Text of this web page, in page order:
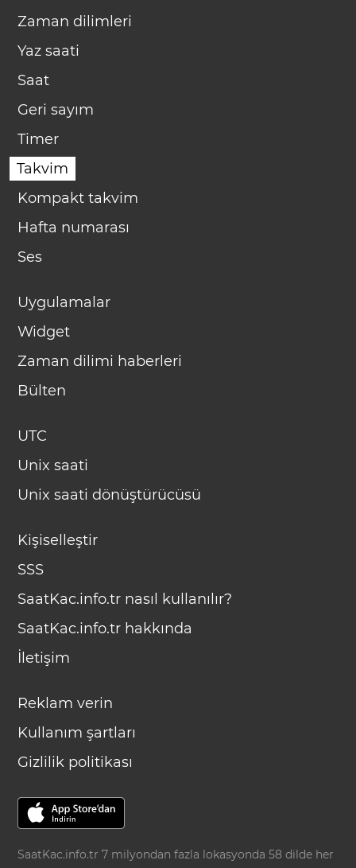
Zaman dilimleri
Yaz saati
Saat
Geri sayım
Timer
Takvim
Kompakt takvim
Hafta numarası
Ses
Uygulamalar
Widget
Zaman dilimi haberleri
Bülten
UTC
Unix saati
Unix saati dönüştürücüsü
Kişiselleştir
SSS
SaatKac.info.tr nasıl kullanılır?
SaatKac.info.tr hakkında
İletişim
Reklam verin
Kullanım şartları
Gizlilik politikası
SaatKac.info.tr 7 milyondan fazla lokasyonda 58 dilde her